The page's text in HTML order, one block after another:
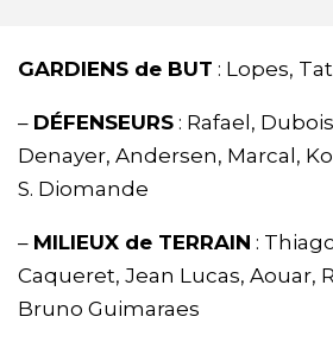
GARDIENS de BUT : Lopes,
– DÉFENSEURS : Rafael,
Denayer, Andersen, Marcal,
S. Diomande
– MILIEUX de TERRAIN :
Caqueret, Jean Lucas, Aouar,
Bruno Guimaraes